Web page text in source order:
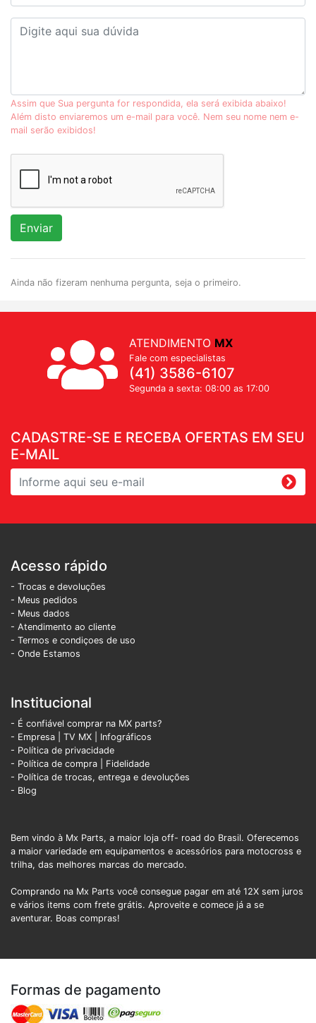
Assim que Sua pergunta for respondida, ela será exibida abaixo!
Além disto enviaremos um e-mail para você. Nem seu nome nem e-
mail serão exibidos!
Enviar
Ainda não fizeram nenhuma pergunta, seja o primeiro.
CADASTRE-SE E RECEBA OFERTAS EM SEU
E-MAIL
ATENDIMENTO MX
Fale com especialistas
(41) 3586-6107
Segunda a sexta: 08:00 as 17:00
Acesso rápido
- Trocas e devoluções
- Meus pedidos
- Meus dados
- Atendimento ao cliente
- Termos e condiçoes de uso
- Onde Estamos
Institucional
- É confiável comprar na MX parts?
- Empresa
TV MX
Infográficos
- Política de privacidade
- Política de compra | Fidelidade
- Política de trocas, entrega e devoluções
- Blog
Bem vindo à Mx Parts, a maior loja off- road do Brasil. Oferecemos
a maior variedade em equipamentos e acessórios para motocross e
trilha, das melhores marcas do mercado.
Comprando na Mx Parts você consegue pagar em até 12X sem juros
e vários items com frete grátis. Aproveite e comece já a se
aventurar. Boas compras!
Formas de pagamento